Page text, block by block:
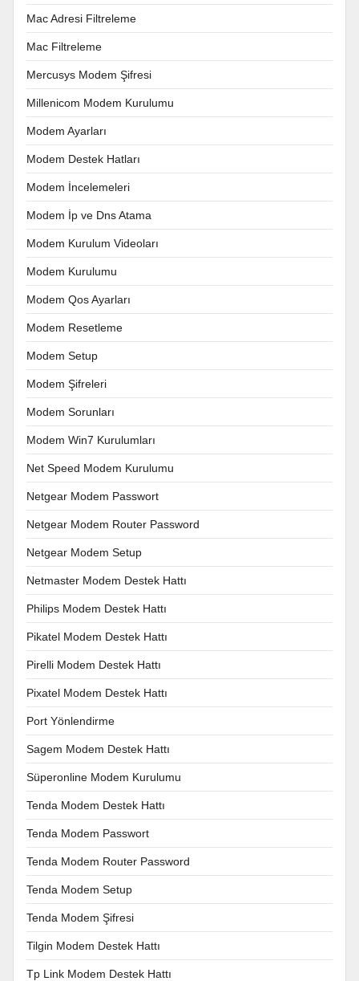
Mac Adresi Filtreleme
Mac Filtreleme
Mercusys Modem Şifresi
Millenicom Modem Kurulumu
Modem Ayarları
Modem Destek Hatları
Modem İncelemeleri
Modem İp ve Dns Atama
Modem Kurulum Videoları
Modem Kurulumu
Modem Qos Ayarları
Modem Resetleme
Modem Setup
Modem Şifreleri
Modem Sorunları
Modem Win7 Kurulumları
Net Speed Modem Kurulumu
Netgear Modem Passwort
Netgear Modem Router Password
Netgear Modem Setup
Netmaster Modem Destek Hattı
Philips Modem Destek Hattı
Pikatel Modem Destek Hattı
Pirelli Modem Destek Hattı
Pixatel Modem Destek Hattı
Port Yönlendirme
Sagem Modem Destek Hattı
Süperonline Modem Kurulumu
Tenda Modem Destek Hattı
Tenda Modem Passwort
Tenda Modem Router Password
Tenda Modem Setup
Tenda Modem Şifresi
Tilgin Modem Destek Hattı
Tp Link Modem Destek Hattı